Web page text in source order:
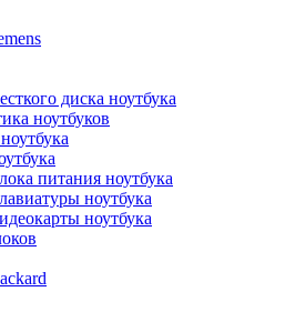
диска ноутбука
ноутбуков
питания ноутбука
ноутбука
ноутбука